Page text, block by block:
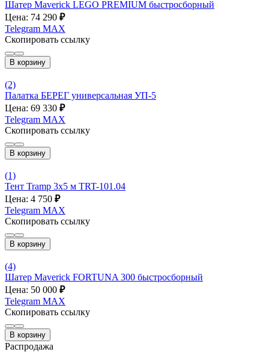
Шатер Maverick LEGO PREMIUM быстросборный
Цена: 74 290 ₽
Telegram MAX
Скопировать ссылку
В корзину
(2)
Палатка БЕРЕГ универсальная УП-5
Цена: 69 330 ₽
Telegram MAX
Скопировать ссылку
В корзину
(1)
Тент Tramp 3х5 м TRT-101.04
Цена: 4 750 ₽
Telegram MAX
Скопировать ссылку
В корзину
(4)
Шатер Maverick FORTUNA 300 быстросборный
Цена: 50 000 ₽
Telegram MAX
Скопировать ссылку
В корзину
Распродажа